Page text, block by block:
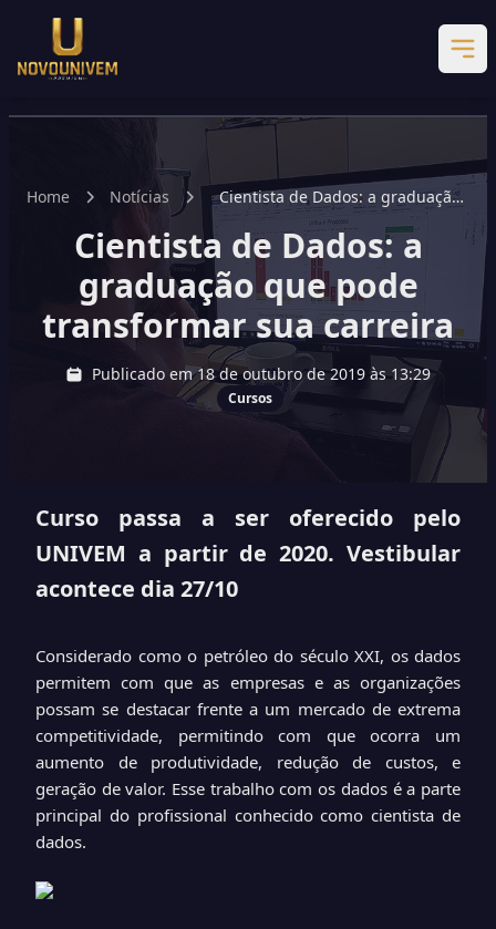
Home Notícias
Cientista de Dados: a graduação
que pode transformar sua carreira
Cientista de Dados: a
graduação que pode
transformar sua carreira
Publicado em 18 de outubro de 2019 às 13:29
Cursos
Curso passa a ser oferecido pelo
UNIVEM a partir de 2020. Vestibular
acontece dia 27/10
Considerado como o petróleo do século XXI, os dados
permitem com que as empresas e as organizações
possam se destacar frente a um mercado de extrema
competitividade, permitindo com que ocorra um
aumento de produtividade, redução de custos, e
geração de valor. Esse trabalho com os dados é a parte
principal do profissional conhecido como cientista de
dados.